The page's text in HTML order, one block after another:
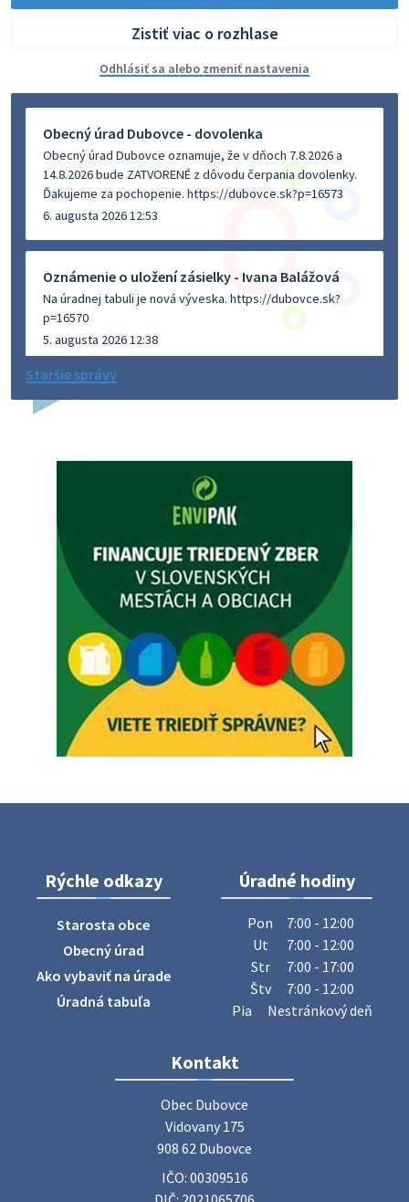
Zistiť viac o rozhlase
Odhlásiť sa alebo zmeniť nastavenia
Obecný úrad Dubovce - dovolenka
Obecný úrad Dubovce oznamuje, že v dňoch 7.8.2026 a
14.8.2026 bude ZATVORENÉ z dôvodu čerpania dovolenky.
Ďakujeme za pochopenie. https://dubovce.sk?p=16573
6. augusta 2026 12:53
Oznámenie o uložení zásielky - Ivana Balážová
Na úradnej tabuli je nová výveska. https://dubovce.sk?
p=16570
5. augusta 2026 12:38
Dovolenka - MUDr. Marián Sivoň
budeZATVORENÁ z dôvodu čerpania dovolenky. Akútne
prípady bude riešiť MUDr.Fisch…
Zajtrajší zvoz odpadu
Vážený občan, zajtra 5. 8. sa bude zvážať komunálny odpad.
4. augusta 2026 15:30
Dnešný zvoz odpadu
Vážený občan, dnes 5. 8. sa zváža komunálny odpad.
5. augusta 2026 05:00
ZBER ŽELEZA
Obecný úrad oznamuje občanom, že v stredu 29. júla 2026
sa v našej obci uskutoční zber železa. Pracovníci Obecného
úradu budú od 8.00 hod. prechádzať obcou a zbierať
železný odpad …
27. júla 2026 06:31
Zájazd do Veľkého Medera
Základná organizácia Únie žien Slovenska Dubovce
srdečne pozýva svoje členky, ich rodinných príslušníkov aj
priateľov na jednodňový zájazd na termálne kúpalisko
Staršie správy
Rýchle odkazy
Starosta obce
Obecný úrad
Ako vybaviť na úrade
Úradná tabuľa
Úradné hodiny
Pon
7:00 - 12:00
Ut
7:00 - 12:00
Str
7:00 - 17:00
Štv
7:00 - 12:00
Pia
Nestránkový deň
Kontakt
Obec Dubovce
Vidovany 175
908 62 Dubovce
IČO: 00309516